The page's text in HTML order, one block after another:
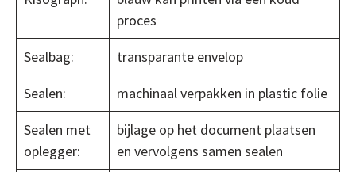
proces
Sealbag:
transparante envelop
Sealen:
machinaal verpakken in plastic folie
Sealen met
oplegger:
bijlage op het document plaatsen
en vervolgens samen sealen